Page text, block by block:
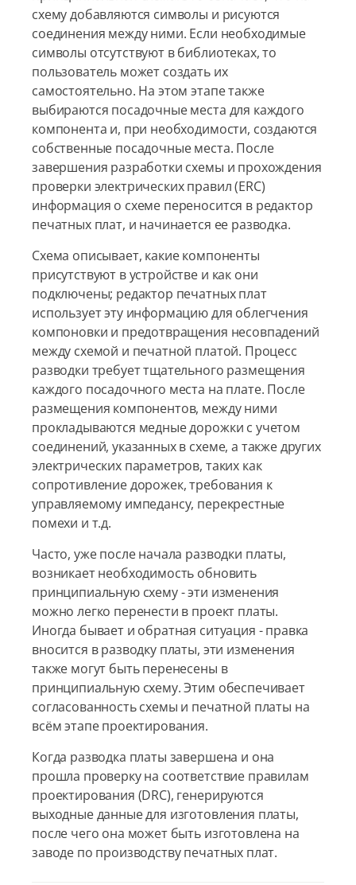
схему добавляются символы и рисуются
соединения между ними. Если необходимые
символы отсутствуют в библиотеках, то
пользователь может создать их
самостоятельно. На этом этапе также
выбираются посадочные места для каждого
компонента и, при необходимости, создаются
собственные посадочные места. После
завершения разработки схемы и прохождения
проверки электрических правил (ERC)
информация о схеме переносится в редактор
печатных плат, и начинается ее разводка.
Схема описывает, какие компоненты
присутствуют в устройстве и как они
подключены; редактор печатных плат
использует эту информацию для облегчения
компоновки и предотвращения несовпадений
между схемой и печатной платой. Процесс
разводки требует тщательного размещения
каждого посадочного места на плате. После
размещения компонентов, между ними
прокладываются медные дорожки с учетом
соединений, указанных в схеме, а также других
электрических параметров, таких как
сопротивление дорожек, требования к
управляемому импедансу, перекрестные
помехи и т.д.
Часто, уже после начала разводки платы,
возникает необходимость обновить
принципиальную схему - эти изменения
можно легко перенести в проект платы.
Иногда бывает и обратная ситуация - правка
вносится в разводку платы, эти изменения
также могут быть перенесены в
принципиальную схему. Этим обеспечивает
согласованность схемы и печатной платы на
всём этапе проектирования.
Когда разводка платы завершена и она
прошла проверку на соответствие правилам
проектирования (DRC), генерируются
выходные данные для изготовления платы,
после чего она может быть изготовлена на
заводе по производству печатных плат.